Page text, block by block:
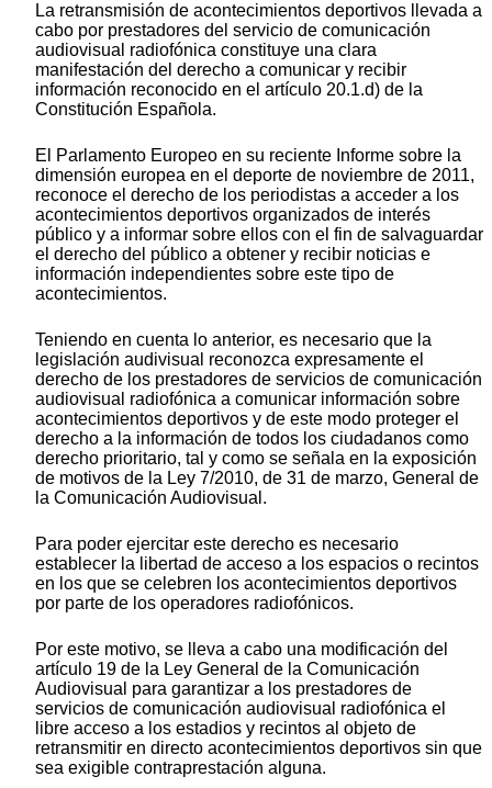
La retransmisión de acontecimientos deportivos llevada a
cabo por prestadores del servicio de comunicación
audiovisual radiofónica constituye una clara
manifestación del derecho a comunicar y recibir
información reconocido en el artículo 20.1.d) de la
Constitución Española.
El Parlamento Europeo en su reciente Informe sobre la
dimensión europea en el deporte de noviembre de 2011,
reconoce el derecho de los periodistas a acceder a los
acontecimientos deportivos organizados de interés
público y a informar sobre ellos con el fin de salvaguardar
el derecho del público a obtener y recibir noticias e
información independientes sobre este tipo de
acontecimientos.
Teniendo en cuenta lo anterior, es necesario que la
legislación audivisual reconozca expresamente el
derecho de los prestadores de servicios de comunicación
audiovisual radiofónica a comunicar información sobre
acontecimientos deportivos y de este modo proteger el
derecho a la información de todos los ciudadanos como
derecho prioritario, tal y como se señala en la exposición
de motivos de la Ley 7/2010, de 31 de marzo, General de
la Comunicación Audiovisual.
Para poder ejercitar este derecho es necesario
establecer la libertad de acceso a los espacios o recintos
en los que se celebren los acontecimientos deportivos
por parte de los operadores radiofónicos.
Por este motivo, se lleva a cabo una modificación del
artículo 19 de la Ley General de la Comunicación
Audiovisual para garantizar a los prestadores de
servicios de comunicación audiovisual radiofónica el
libre acceso a los estadios y recintos al objeto de
retransmitir en directo acontecimientos deportivos sin que
sea exigible contraprestación alguna.